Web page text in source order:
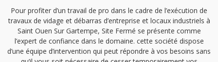
Pour profiter d’un travail de pro dans le cadre de l’exécution de
travaux de vidage et débarras d’entreprise et locaux industriels à
Saint Ouen Sur Gartempe, Site Fermé se présente comme
l’expert de confiance dans le domaine. cette société dispose
d’une équipe d’intervention qui peut répondre à vos besoins sans